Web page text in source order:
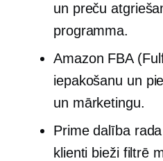
un preču
programma.
Amazon FBA
iepakošanu un
un mārketingu.
Prime dalība rada
klienti bieži filtrē